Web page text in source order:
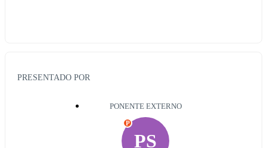
PRESENTADO POR
PONENTE EXTERNO
PS
P